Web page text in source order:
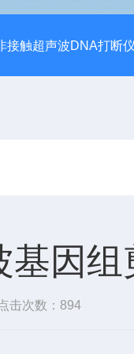
接触超声波DNA打断
基因
击次数：894